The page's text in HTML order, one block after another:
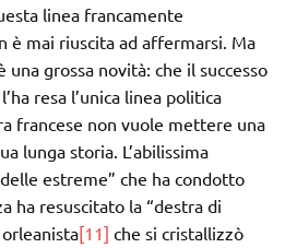
linea francamente
è mai riuscita ad affermarsi. Ma
una grossa novità: che il successo
resa l’unica linea politica
francese non vuole mettere una
lunga storia. L’abilissima
estreme” che ha condotto
ha resuscitato la “destra di
[11] che si cristallizzò